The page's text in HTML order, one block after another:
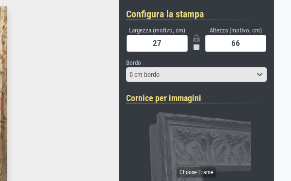
Configura la stampa
Largezza (motivo, cm) Altezza (motivo, cm)
Bordo
0 cm bordo
Cornice per immagini